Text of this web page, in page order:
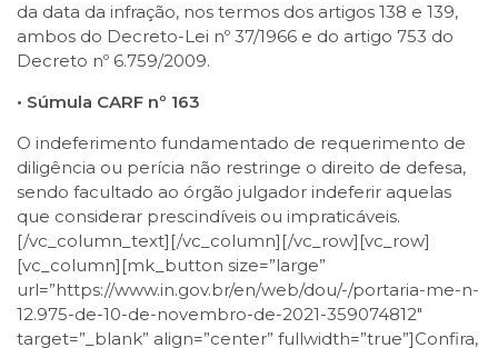
da data da infração, nos termos dos artigos 138 e 139,
ambos do Decreto-Lei nº 37/1966 e do artigo 753 do
Decreto nº 6.759/2009.
• Súmula CARF nº 163
O indeferimento fundamentado de requerimento de
diligência ou perícia não restringe o direito de defesa,
sendo facultado ao órgão julgador indeferir aquelas
que considerar prescindíveis ou impraticáveis.
[/vc_column_text][/vc_column][/vc_row][vc_row]
[vc_column][mk_button size=”large”
url=”https://www.in.gov.br/en/web/dou/-/portaria-me-n-
12.975-de-10-de-novembro-de-2021-359074812″
target=”_blank” align=”center” fullwidth=”true”]Confira,